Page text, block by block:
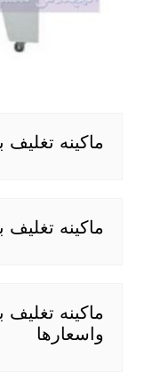
ماكينه
ماكينه
ماكينه
واسعارها